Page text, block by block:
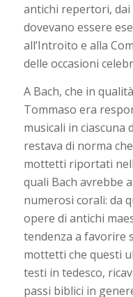
antichi repertori, dai
dovevano essere
all’Introito e alla
delle occasioni
A Bach, che in
Tommaso era
musicali in ciascuna
restava di norma
mottetti riportati
quali Bach avrebbe
numerosi corali: da
opere di antichi
tendenza a favorire
mottetti che questi
testi in tedesco,
passi biblici in